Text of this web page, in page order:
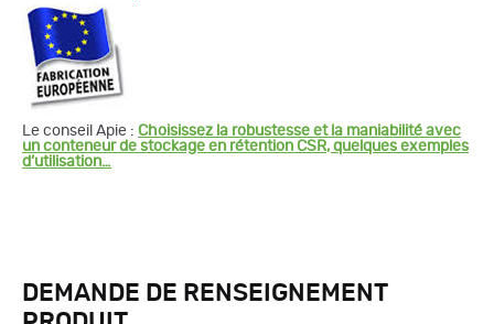
Le conseil Apie : Choisissez la robustesse et la maniabilité avec
un conteneur de stockage en rétention CSR, quelques exemples
d’utilisation…
DEMANDE DE RENSEIGNEMENT